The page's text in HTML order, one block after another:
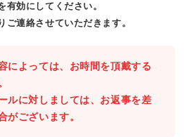
有効にしてください。
ご連絡させていただきます。
によっては、お時間を頂戴する
ルに対しましては、お返事を差
がございます。